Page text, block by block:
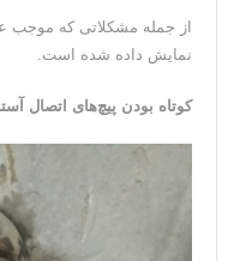
از جمله مشکلاتی که موجب
نمایش داده شده است.
کوتاه بودن پیچ‌های اتصال